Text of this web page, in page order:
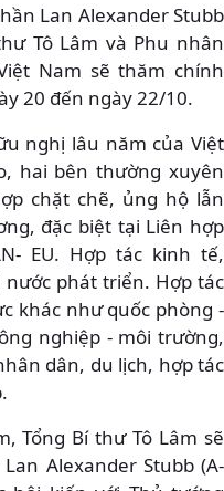
Lan Alexander Stubb
Tô Lâm và Phu nhân
Nam sẽ thăm chính
20 đến ngày 22/10.
nghị lâu năm của Việt
hai bên thường xuyên
chặt chẽ, ủng hộ lẫn
đặc biệt tại Liên hợp
EU. Hợp tác kinh tế,
phát triển. Hợp tác
khác như quốc phòng -
nghiệp - môi trường,
dân, du lịch, hợp tác
Tổng Bí thư Tô Lâm sẽ
Alexander Stubb (A-